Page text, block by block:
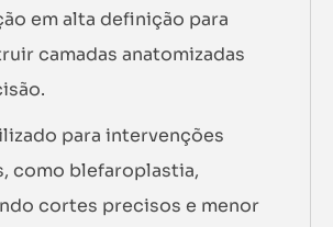
em alta definição para
camadas anatomizadas
para intervenções
como blefaroplastia,
cortes precisos e menor